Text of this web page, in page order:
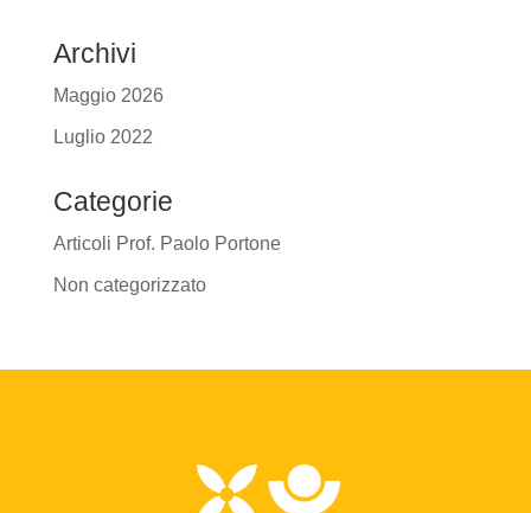
Archivi
Maggio 2026
Luglio 2022
Categorie
Articoli Prof. Paolo Portone
Non categorizzato